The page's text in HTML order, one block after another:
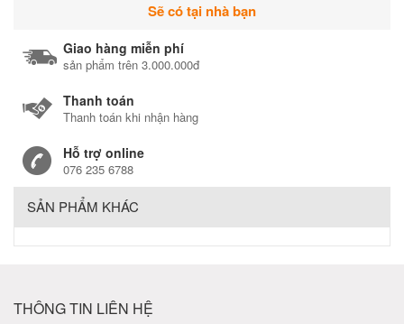
Sẽ có tại nhà bạn
Giao hàng miễn phí
sản phẩm trên 3.000.000đ
Thanh toán
Thanh toán khi nhận hàng
Hỗ trợ online
076 235 6788
SẢN PHẨM KHÁC
THÔNG TIN LIÊN HỆ